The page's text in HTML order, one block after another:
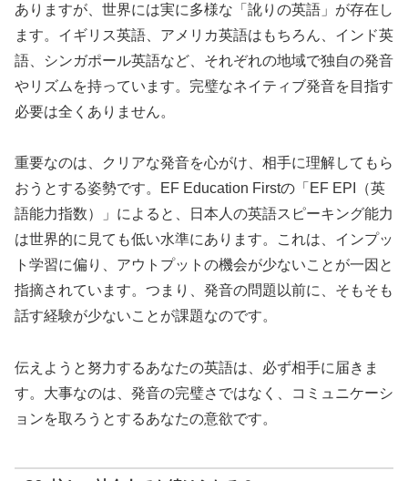
ありますが、世界には実に多様な「訛りの英語」が存在し
ます。イギリス英語、アメリカ英語はもちろん、インド英
語、シンガポール英語など、それぞれの地域で独自の発音
やリズムを持っています。完璧なネイティブ発音を目指す
必要は全くありません。
重要なのは、クリアな発音を心がけ、相手に理解してもら
おうとする姿勢です。EF Education Firstの「EF EPI（英
語能力指数）」によると、日本人の英語スピーキング能力
は世界的に見ても低い水準にあります。これは、インプッ
ト学習に偏り、アウトプットの機会が少ないことが一因と
指摘されています。つまり、発音の問題以前に、そもそも
話す経験が少ないことが課題なのです。
伝えようと努力するあなたの英語は、必ず相手に届きま
す。大事なのは、発音の完璧さではなく、コミュニケーシ
ョンを取ろうとするあなたの意欲です。